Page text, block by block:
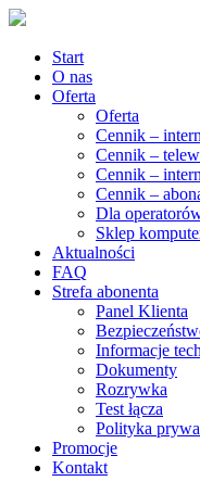
Start
O nas
Oferta
Oferta
Cennik –
Cennik –
Cennik –
Cennik –
Dla
Sklep
Aktualności
FAQ
Strefa abonenta
Panel Klienta
Informacje
Dokumenty
Rozrywka
Test łącza
Polityka
Promocje
Kontakt